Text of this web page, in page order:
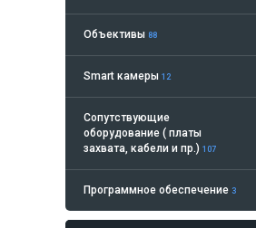
Объективы 88
Smart камеры 12
Сопутствующие
оборудование ( платы
захвата, кабели и пр.) 107
Программное обеспечение 3